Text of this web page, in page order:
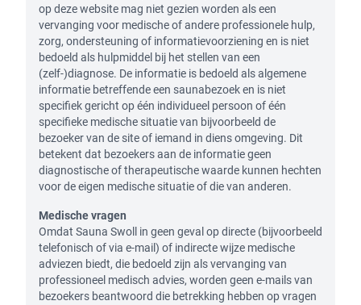
op deze website mag niet gezien worden als een
vervanging voor medische of andere professionele hulp,
zorg, ondersteuning of informatievoorziening en is niet
bedoeld als hulpmiddel bij het stellen van een
(zelf-)diagnose. De informatie is bedoeld als algemene
informatie betreffende een saunabezoek en is niet
specifiek gericht op één individueel persoon of één
specifieke medische situatie van bijvoorbeeld de
bezoeker van de site of iemand in diens omgeving. Dit
betekent dat bezoekers aan de informatie geen
diagnostische of therapeutische waarde kunnen hechten
voor de eigen medische situatie of die van anderen.
Medische vragen
Omdat Sauna Swoll in geen geval op directe (bijvoorbeeld
telefonisch of via e-mail) of indirecte wijze medische
adviezen biedt, die bedoeld zijn als vervanging van
professioneel medisch advies, worden geen e-mails van
bezoekers beantwoord die betrekking hebben op vragen